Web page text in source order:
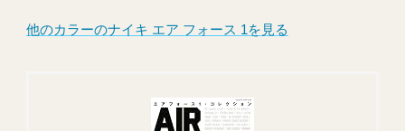
他のカラーのナイキ エア フォース 1を見る